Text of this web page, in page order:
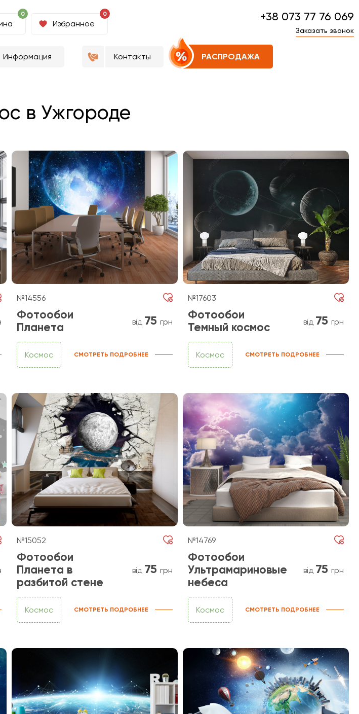
0 0
Избранное
+38 073 77 76 069
Заказать звонок
Информация Контакты РАСПРОДАЖА
в Ужгороде
№14556
Фотообои
Планета
від 75 грн
Космос СМОТРЕТЬ ПОДРОБНЕЕ
№17603
Фотообои
Темный космос
від 75 грн
Космос СМОТРЕТЬ ПОДРОБНЕЕ
№15052
Фотообои
Планета в
разбитой стене
від 75 грн
Космос СМОТРЕТЬ ПОДРОБНЕЕ
№14769
Фотообои
Ультрамариновые
небеса
від 75 грн
Космос СМОТРЕТЬ ПОДРОБНЕЕ